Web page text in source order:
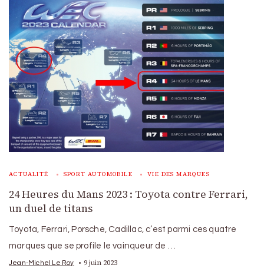
ACTUALITÉ SPORT AUTOMOBILE VIE DES MARQUES
24 Heures du Mans 2023 : Toyota contre Ferrari,
un duel de titans
Toyota, Ferrari, Porsche, Cadillac, c’est parmi ces quatre
marques que se profile le vainqueur de …
Jean-Michel Le Roy 9 juin 2023